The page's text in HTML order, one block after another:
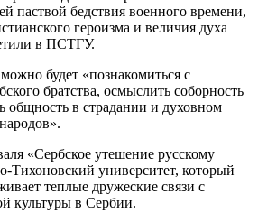
паствой бедствия военного времени,
героизма и величия духа
в ПСТГУ.
будет «познакомиться с
братства, осмыслить соборность
общность в страдании и духовном
«Сербское утешение русскому
Тихоновский университет, который
теплые дружеские связи с
культуры в Сербии.